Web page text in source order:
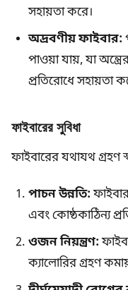
সহায়তা করে।
অদ্রবণীয় ফাইবার:
পাওয়া যায়, যা
প্রতিরোধে সহায়তা
ফাইবারের সুবিধা
ফাইবারের যথাযথ গ্রহণ
পাচন উন্নতি:
এবং কোষ্ঠকাঠিন্য
ওজন নিয়ন্ত্রণ:
ক্যালোরির গ্রহণ